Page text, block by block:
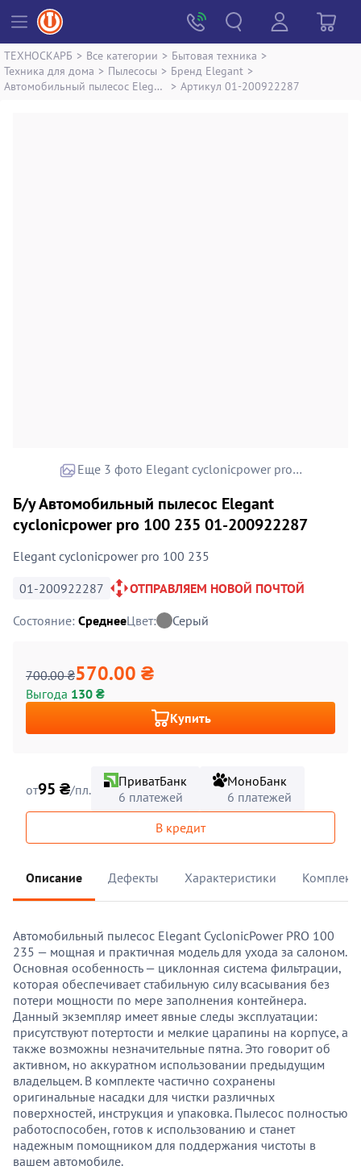
ТЕХНОСКАРБ > Все категории > Бытовая техника >
Техника для дома > Пылесосы > Бренд Elegant >
Автомобильный пылесос Elegant cyclonicpower pro 100 235
> Артикул 01-200922287
Еще 3 фото Elegant cyclonicpower pro 100 235
Б/у Автомобильный пылесос Elegant
cyclonicpower pro 100 235 01-200922287
Elegant cyclonicpower pro 100 235
01-200922287
ОТПРАВЛЯЕМ НОВОЙ ПОЧТОЙ
Состояние: СреднееЦвет: Серый
700.00 ₴570.00 ₴
Выгода 130 ₴
Купить
от95 ₴/пл.
ПриватБанк
6 платежей
МоноБанк
6 платежей
В кредит
Описание Дефекты Характеристики Комплект
Автомобильный пылесос Elegant CyclonicPower PRO 100
235 — мощная и практичная модель для ухода за салоном.
Основная особенность — циклонная система фильтрации,
которая обеспечивает стабильную силу всасывания без
потери мощности по мере заполнения контейнера.
Данный экземпляр имеет явные следы эксплуатации:
присутствуют потертости и мелкие царапины на корпусе, а
также возможны незначительные пятна. Это говорит об
активном, но аккуратном использовании предыдущим
владельцем. В комплекте частично сохранены
оригинальные насадки для чистки различных
поверхностей, инструкция и упаковка. Пылесос полностью
работоспособен, готов к использованию и станет
надежным помощником для поддержания чистоты в
вашем автомобиле.